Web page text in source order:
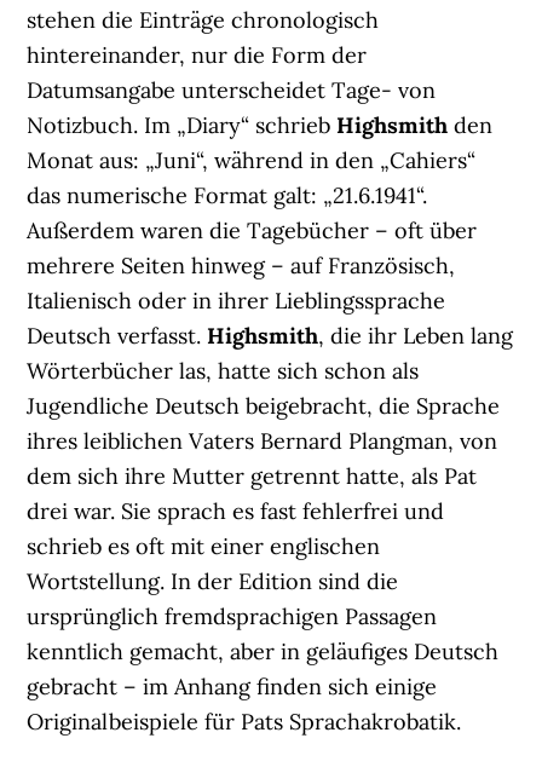
stehen die Einträge chronologisch
hintereinander, nur die Form der
Datumsangabe unterscheidet Tage- von
Notizbuch. Im „Diary“ schriebHighsmith den
Monat aus: „Juni“, während in den „Cahiers“
das numerische Format galt: „21.6.1941“.
Außerdem waren die Tagebücher – oft über
mehrere Seiten hinweg – auf Französisch,
Italienisch oder in ihrer Lieblingssprache
Deutsch verfasst.Highsmith, die ihr Leben lang
Wörterbücher las, hatte sich schon als
Jugendliche Deutsch beigebracht, die Sprache
ihres leiblichen Vaters Bernard Plangman, von
dem sich ihre Mutter getrennt hatte, als Pat
drei war. Sie sprach es fast fehlerfrei und
schrieb es oft mit einer englischen
Wortstellung. In der Edition sind die
ursprünglich fremdsprachigen Passagen
kenntlich gemacht, aber in geläufiges Deutsch
gebracht – im Anhang finden sich einige
Originalbeispiele für Pats Sprachakrobatik.